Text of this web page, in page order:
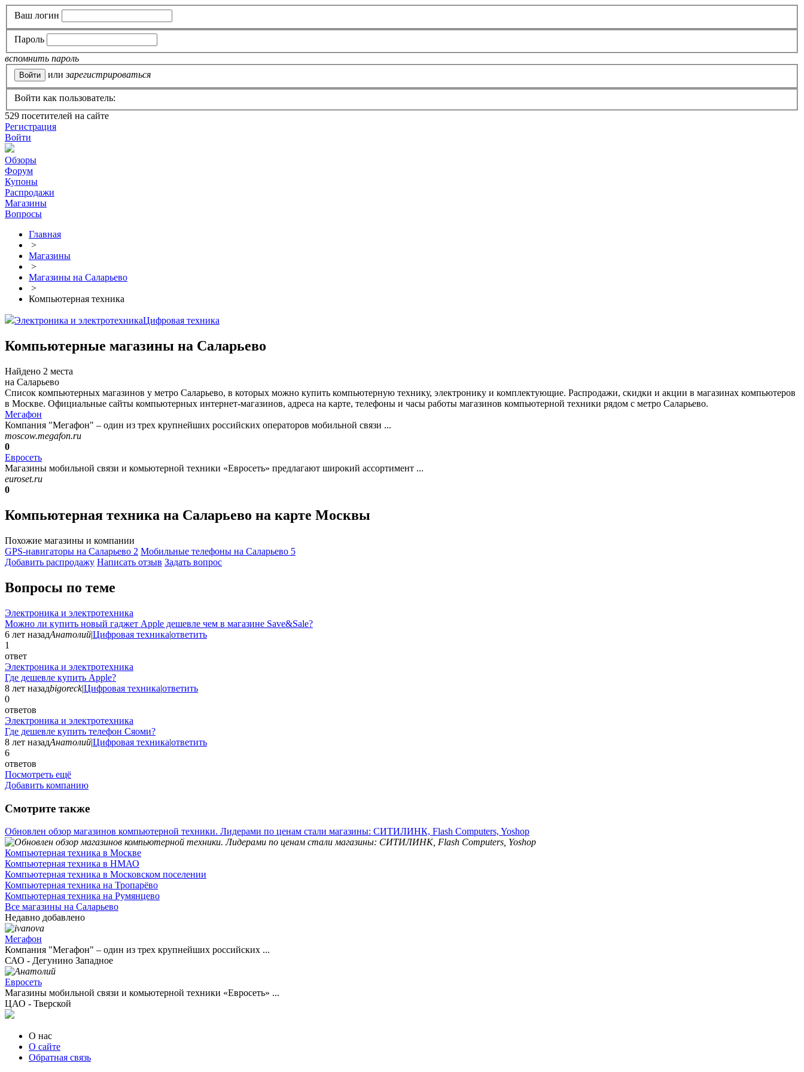
Ваш логин
Пароль
вспомнить пароль
или зарегистрироваться
Войти как пользователь:
529 посетителей на сайте
Регистрация
Войти
Обзоры
Форум
Купоны
Распродажи
Магазины
Вопросы
Главная
>
Магазины
>
Магазины на Саларьево
>
Компьютерная техника
Электроника и электротехникаЦифровая техника
Компьютерные магазины на Саларьево
Найдено 2 места
на Саларьево
Список компьютерных магазинов у метро Саларьево, в которых можно купить компьютерную технику, электронику и комплектующие. Распродажи, скидки и акции в магазинах компьютеров
в Москве. Официальные сайты компьютерных интернет-магазинов, адреса на карте, телефоны и часы работы магазинов компьютерной техники рядом с метро Саларьево.
Мегафон
Компания "Мегафон" – один из трех крупнейших российских операторов мобильной связи ...
moscow.megafon.ru
0
Евросеть
Магазины мобильной связи и комьютерной техники «Евросеть» предлагают широкий ассортимент ...
euroset.ru
0
Компьютерная техника на Саларьево на карте Москвы
Похожие магазины и компании
GPS-навигаторы на Саларьево 2 Мобильные телефоны на Саларьево 5
Добавить раcпродажу Написать отзыв Задать вопрос
Вопросы по теме
Электроника и электротехника
Можно ли купить новый гаджет Apple дешевле чем в магазине Save&Sale?
6 лет назадАнатолий|Цифровая техника|ответить
1
ответ
Электроника и электротехника
Где дешевле купить Apple?
8 лет назадbigoreck|Цифровая техника|ответить
0
ответов
Электроника и электротехника
Где дешевле купить телефон Сяоми?
8 лет назадАнатолий|Цифровая техника|ответить
6
ответов
Посмотреть ещё
Добавить компанию
Смотрите также
Обновлен обзор магазинов компьютерной техники. Лидерами по ценам стали магазины: СИТИЛИНК, Flash Computers, Yoshop
Компьютерная техника в Москве
Компьютерная техника в НМАО
Компьютерная техника в Московском поселении
Компьютерная техника на Тропарёво
Компьютерная техника на Румянцево
Все магазины на Саларьево
Недавно добавлено
Мегафон
Компания "Мегафон" – один из трех крупнейших российских ...
САО - Дегунино Западное
Евросеть
Магазины мобильной связи и комьютерной техники «Евросеть» ...
ЦАО - Тверской
О нас
О сайте
Обратная связь